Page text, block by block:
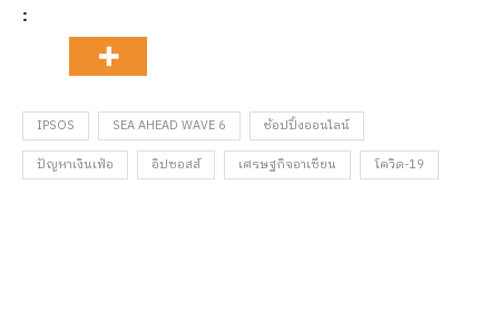
:
IPSOS SEA AHEAD WAVE 6
ช้อปปิ้งออนไลน์
ปัญหาเงินเฟ้อ
อิปซอสส์ เศรษฐกิจอาเซียน โควิด-19